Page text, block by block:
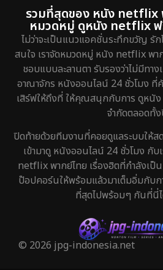
รวมที่สุดของ หนัง netflix
หมวดหมู่ ดูหนัง netflix ฟ
ไม่ว่าจะเป็นแนวแอคชั่นระทึกขวัญ รั
สนใจ เราจัดหมวดหมู่ หนัง netflix พา
ชอบแบบละลานตา รับรองว่าไม่มีทาง
อาณาจักร หนังออนไลน์ 24 ชั่วโมง ที่
เสิร์ฟให้ถึงที่ ให้คุณสนุกกับการ ดูหนั
จำกัดตลอดทั้
ปิดท้ายด้วยทีมงานที่คอยดูแลระบบให้ส
เข้ามาดู หนังออนไลน์ 24 ชั่วโมง กับ
netflix พากย์ไทย เรื่องฮิตที่กำลังเป็
ป๊อปคอร์นให้พร้อมแล้วมาเต็มอิ่มกับ
ที่สุดไปพร้อมๆ กันที่นี่
© 2026 jpg-indonesia.net